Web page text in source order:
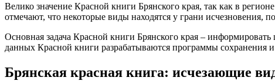
Велико значение Красной книги Брянского края, так как в
отмечают, что некоторые виды находятся у грани исчезновения,
Основная задача Красной книги Брянского края –
данных Красной книги разрабатываются программы сохранения
Брянская красная книга: исчезающие